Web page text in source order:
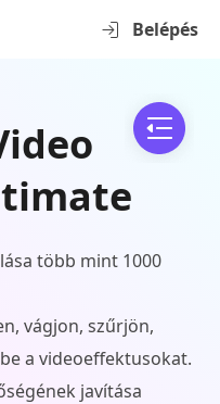
Belépés
több mint 1000
vágjon, szűrjön,
a videoeffektusokat.
javítása